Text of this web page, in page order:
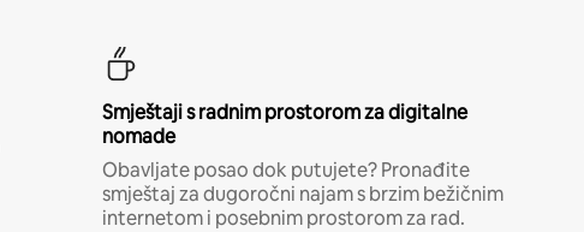
Smještaji s radnim prostorom za digitalne
nomade
Obavljate posao dok putujete? Pronađite
smještaj za dugoročni najam s brzim bežičnim
internetom i posebnim prostorom za rad.